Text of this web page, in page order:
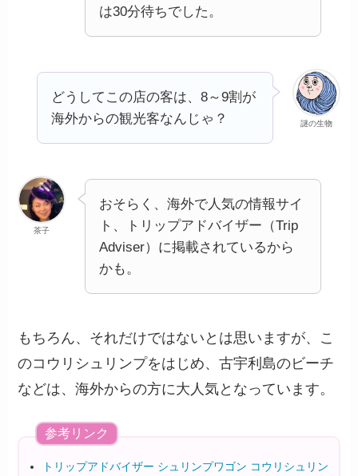
は30分待ちでした。
謎の生物
どうしてこの店の客は、8～9割が
海外からの観光客なんじゃ？
茶子
おそらく、海外で人気の情報サイ
ト、トリップアドバイザー（Trip
Adviser）に掲載されているから
かも。
もちろん、それだけではないとは思いますが、こ
のコウリシュリンプをはじめ、古宇利島のビーチ
などは、海外からの方に大人気となっています。
参考リンク
トリップアドバイザー シュリンプワゴン コウリシュリン